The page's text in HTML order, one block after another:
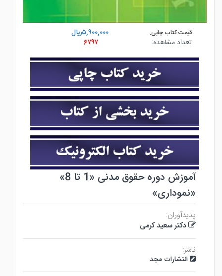
قیمت کتاب چاپی:
۵,۹۰۰,۰۰۰ريال
تعداد مشاهده:
۶۷۹۷
آموزش دوره حقوق مدنی «1 تا 8»
«نموداری»
پدیدآوران:
دکتر سعید کرمی
ناشر:
انتشارات مجد